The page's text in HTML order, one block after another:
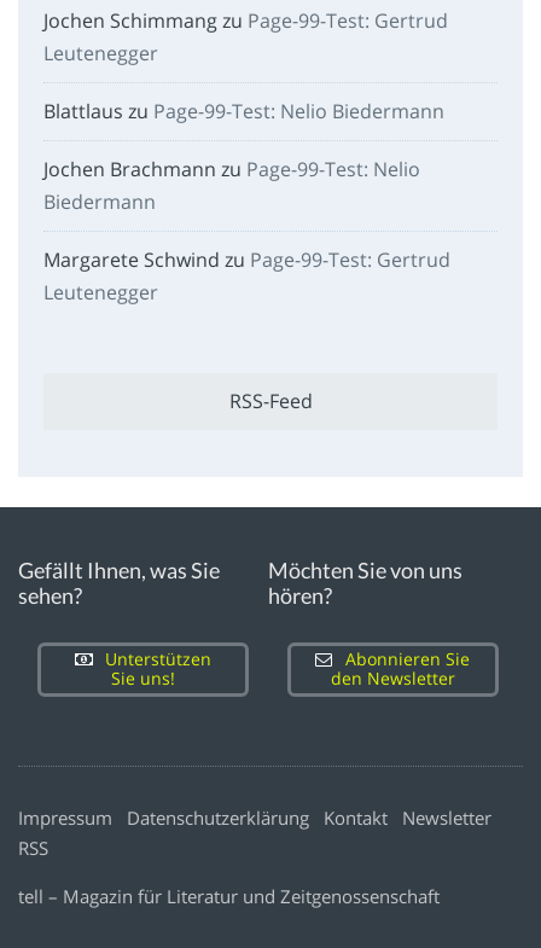
Jochen Schimmangzu Page-99-Test: Gertrud
Leutenegger
Blattlaus zu Page-99-Test: Nelio Biedermann
Jochen Brachmann zu Page-99-Test: Nelio
Biedermann
Margarete Schwind zu Page-99-Test: Gertrud
Leutenegger
RSS-Feed
Gefällt Ihnen, was Sie
sehen?
Unterstützen
Sie uns!
Möchten Sie von uns
hören?
Abonnieren Sie
den Newsletter
Impressum Datenschutzerklärung Kontakt
Newsletter
RSS
tell – Magazin für Literatur und Zeitgenossenschaft